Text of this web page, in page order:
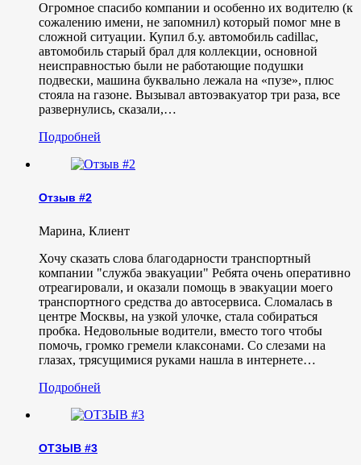
Огромное спасибо компании и особенно их водителю (к
сожалению имени, не запомнил) который помог мне в
сложной ситуации. Купил б.у. автомобиль cadillac,
автомобиль старый брал для коллекции, основной
неисправностью были не работающие подушки
подвески, машина буквально лежала на «пузе», плюс
стояла на газоне. Вызывал автоэвакуатор три раза, все
развернулись, сказали,…
Подробней
Отзыв #2
Марина, Клиент
Хочу сказать слова благодарности транспортный
компании "служба эвакуации" Ребята очень оперативно
отреагировали, и оказали помощь в эвакуации моего
транспортного средства до автосервиса. Сломалась в
центре Москвы, на узкой улочке, стала собираться
пробка. Недовольные водители, вместо того чтобы
помочь, громко гремели клаксонами. Со слезами на
глазах, трясущимися руками нашла в интернете…
Подробней
ОТЗЫВ #3